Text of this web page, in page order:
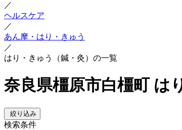
／
ヘルスケア
／
あん摩・はり・きゅう
／
はり・きゅう（鍼・灸）の一覧
奈良県橿原市白橿町 は
絞り込み
検索条件